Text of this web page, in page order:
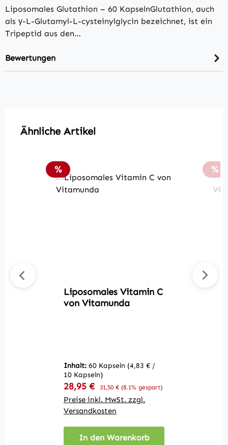
Liposomales Glutathion – 60 KapselnGlutathion, auch
als γ-L-Glutamyl-L-cysteinylglycin bezeichnet, ist ein
Tripeptid aus den…
Bewertungen
Produktgalerie überspringen
Ähnliche Artikel
Rabatt
%
Liposomales Vitamin C
von Vitamunda
Inhalt: 60 Kapseln (4,83 € /
10 Kapseln)
Verkaufspreis:
28,95 € Regulärer Preis:
31,50 € (8.1% gespart)
Preise inkl. MwSt. zzgl.
Versandkosten
In den Warenkorb
%